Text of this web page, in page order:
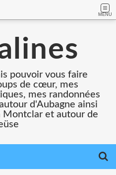
MENU
pouvoir vous faire
de cœur, mes
mes randonnées
d'Aubagne ainsi
Montclar et autour de